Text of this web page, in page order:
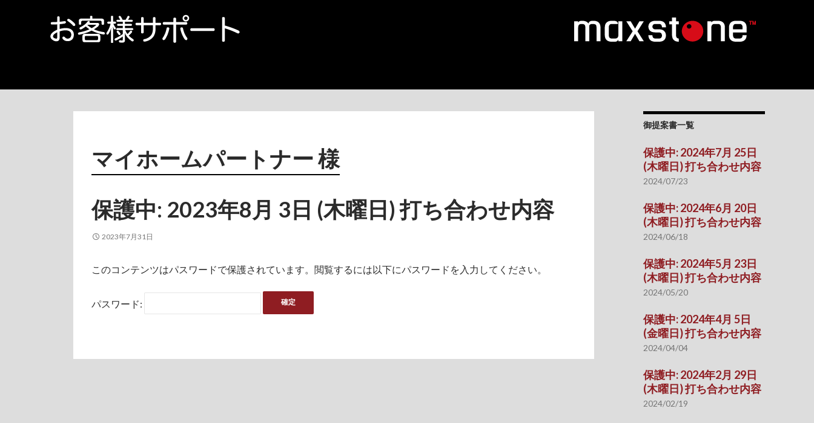
マイホームパートナー 様
保護中: 2023年8月 3日 (木曜日) 打ち合わせ内容
2023年7月31日
このコンテンツはパスワードで保護されています。閲覧するには以下にパスワードを入力してください。
パスワード:
御提案書一覧
保護中: 2024年7月 25日
(木曜日) 打ち合わせ内容
2024/07/23
保護中: 2024年6月 20日
(木曜日) 打ち合わせ内容
2024/06/18
保護中: 2024年5月 23日
(木曜日) 打ち合わせ内容
2024/05/20
保護中: 2024年4月 5日
(金曜日) 打ち合わせ内容
2024/04/04
保護中: 2024年2月 29日
(木曜日) 打ち合わせ内容
2024/02/19